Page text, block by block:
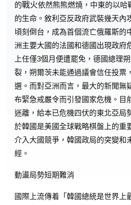
的戰火依然熊熊燃燒，中東的以哈
的生命。敘利亞反政府武裝幾天內
頃刻倒台，成為首個流亡俄羅斯的
洲主要大國的法國和德國出現政府
上任僅3個月便遭罷免，德國總理
裂，朔爾茨未能通過議會信任投票
選。而對亞洲而言，最大的新聞無
布緊急戒嚴令而引發國家危機。目
迷離，給本已危機四伏的東北亞局
於韓國是美國全球戰略棋盤上的重
介入大國競爭，韓國政局的突變和
經。
動盪局勢短期難消
國際上流傳着「韓國總統是世界上